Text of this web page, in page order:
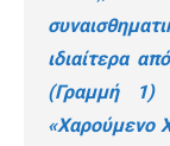
ιδιαίτερα
(Γραμμή 1)
«Χαρούμενο